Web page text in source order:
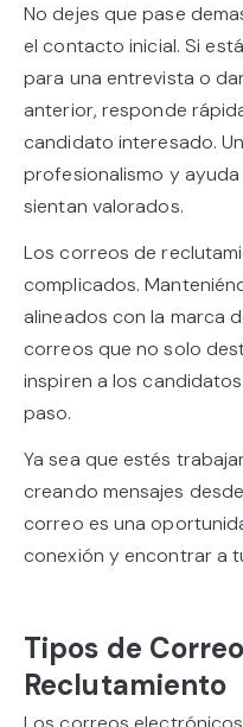
No dejes que pase
el contacto inicial. Si
para una entrevista o
anterior, responde
candidato interesado.
profesionalismo y
sientan valorados.
Los correos de
complicados.
alineados con la marca
correos que no solo
inspiren a los
paso.
Ya sea que estés
creando mensajes
correo es una
conexión y encontrar a
Tipos de
Reclutamiento